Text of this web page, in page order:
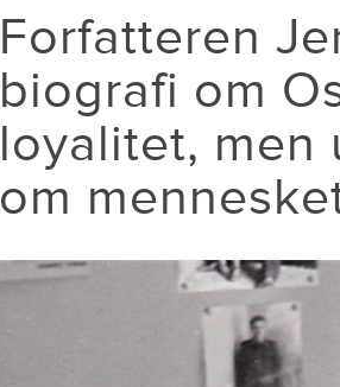
Forfatteren
biografi om
loyalitet,
om